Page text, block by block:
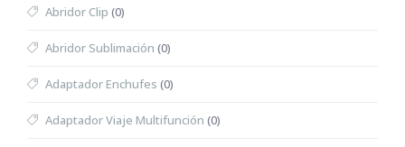
Abridor Clip (0)
Abridor Sublimación (0)
Adaptador Enchufes (0)
Adaptador Viaje Multifunción (0)